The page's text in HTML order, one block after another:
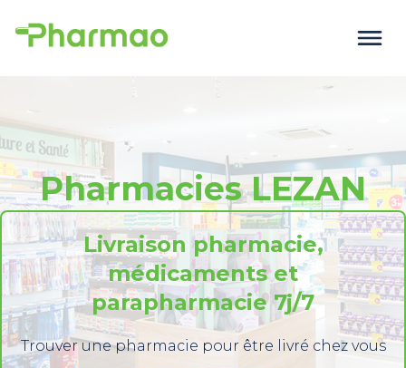
Pharmacies LEZAN
Livraison pharmacie,
médicaments et
parapharmacie 7j/7
Trouver une pharmacie pour être livré chez vous